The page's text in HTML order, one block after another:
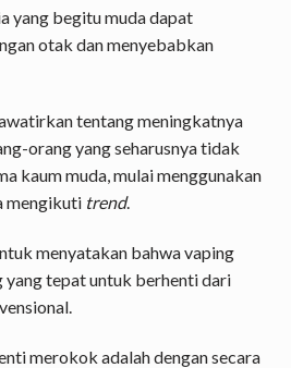
yang begitu muda dapat
otak dan menyebabkan
tentang meningkatnya
orang yang seharusnya tidak
kaum muda, mulai menggunakan
mengikuti trend.
menyatakan bahwa vaping
yang tepat untuk berhenti dari
merokok adalah dengan secara